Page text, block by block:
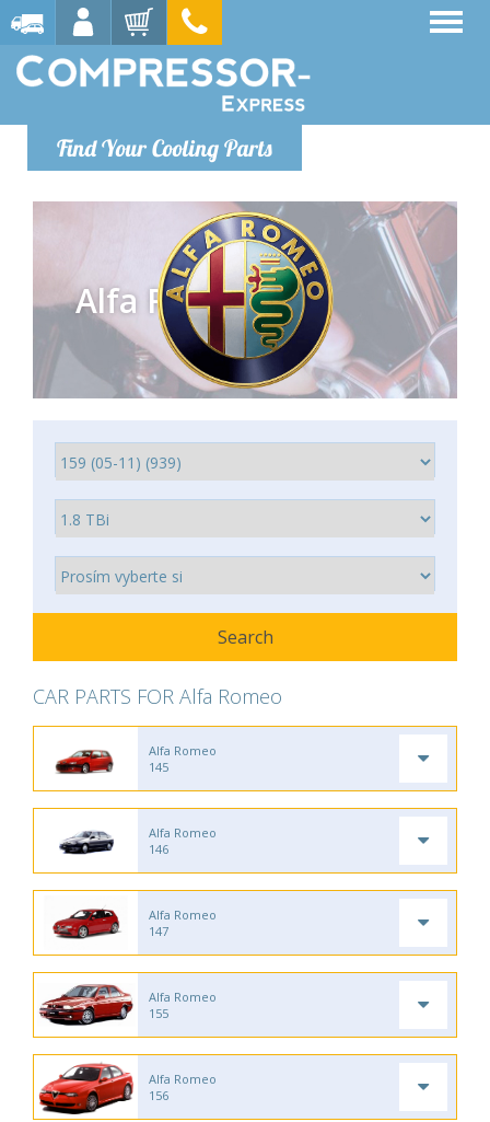
Find Your Cooling Parts
Alfa Romeo
CAR PARTS FOR Alfa Romeo
Alfa Romeo
145
Alfa Romeo
146
Alfa Romeo
147
Alfa Romeo
155
Alfa Romeo
156